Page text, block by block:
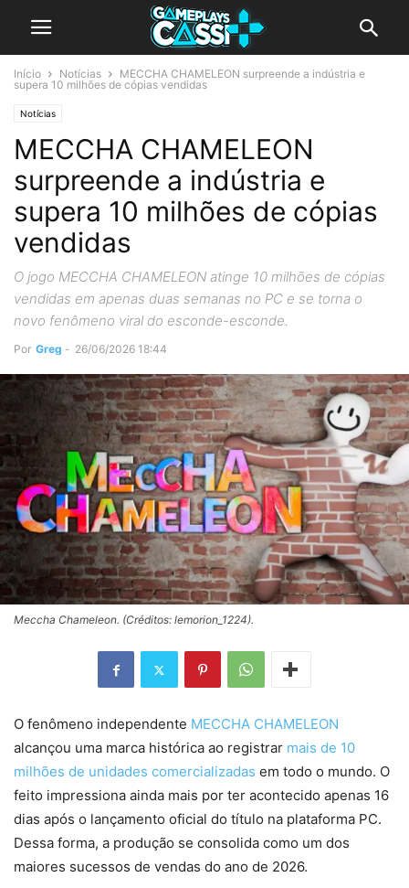
Início Notícias
MECCHA CHAMELEON surpreende a indústria e
supera 10 milhões de cópias vendidas
Notícias
MECCHA CHAMELEON
surpreende a indústria e
supera 10 milhões de cópias
vendidas
O jogo MECCHA CHAMELEON atinge 10 milhões de cópias
vendidas em apenas duas semanas no PC e se torna o
novo fenômeno viral do esconde-esconde.
Por Greg - 26/06/2026 18:44
Meccha Chameleon. (Créditos: lemorion_1224).
O fenômeno independente MECCHA CHAMELEON
alcançou uma marca histórica ao registrar mais de 10
milhões de unidades comercializadas em todo o mundo. O
feito impressiona ainda mais por ter acontecido apenas 16
dias após o lançamento oficial do título na plataforma PC.
Dessa forma, a produção se consolida como um dos
maiores sucessos de vendas do ano de 2026.